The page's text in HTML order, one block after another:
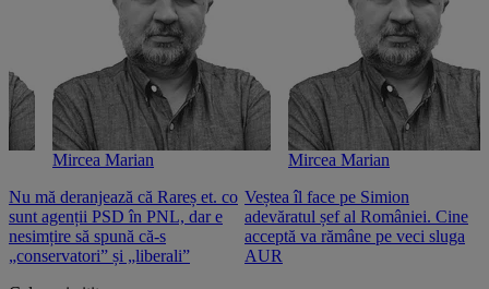
Mircea Marian
Nu mă deranjează că Rareș et. co
sunt agenții PSD în PNL, dar e
nesimțire să spună că-s
„conservatori” și „liberali”
Mircea Marian
Veștea îl face pe Simion
adevăratul șef al României. Cine
acceptă va rămâne pe veci sluga
AUR